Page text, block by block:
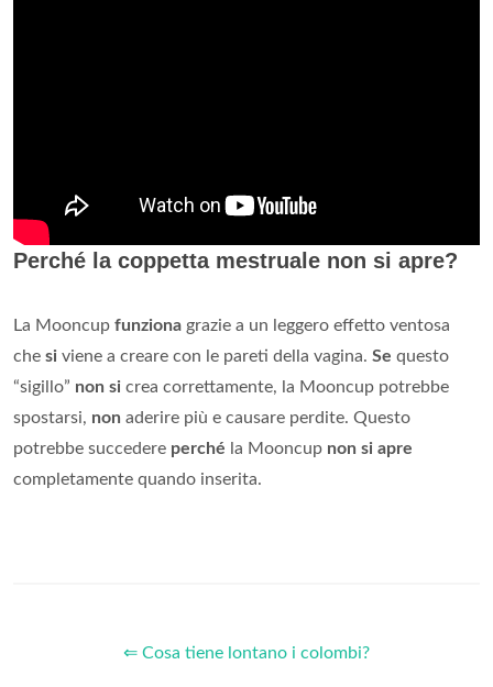
Perché la coppetta mestruale non si apre?
La Mooncup funziona grazie a un leggero effetto ventosa
che si viene a creare con le pareti della vagina. Se questo
“sigillo” non si crea correttamente, la Mooncup potrebbe
spostarsi, non aderire più e causare perdite. Questo
potrebbe succedere perché la Mooncup non si apre
completamente quando inserita.
⇐ Cosa tiene lontano i colombi?